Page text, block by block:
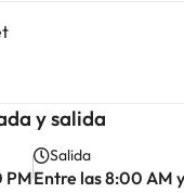
y salida
PM
Salida
Entre las 8:00 AM